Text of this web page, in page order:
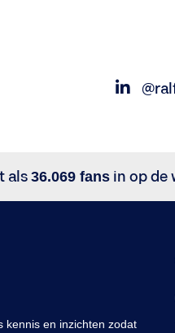
als 36.069 fans in op de
kennis en inzichten zodat